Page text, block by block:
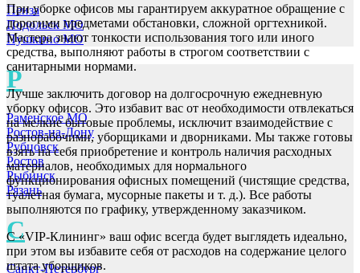
Пенза
Подольск МО
Пушкино МО
Р
Раменское МО
Ростов-на-Дону
Рубцовск
Ростов
Рыбинск
Рязань
С
Санкт-Петербург
При уборке офисов мы гарантируем аккуратное обращение с
дорогими предметами обстановки, сложной оргтехникой.
Мастера знают тонкости использования того или иного
средства, выполняют работы в строгом соответствии с
санитарными нормами.
Лучше заключить договор на долгосрочную ежедневную
уборку офисов. Это избавит вас от необходимости отвлекаться
на мелкие бытовые проблемы, исключит взаимодействие с
разнорабочими, уборщиками и дворниками. Мы также готовы
взять на себя приобретение и контроль наличия расходных
материалов, необходимых для нормального
функционирования офисных помещений (чистящие средства,
туалетная бумага, мусорные пакеты и т. д.). Все работы
выполняются по графику, утвержденному заказчиком.
С «VIP-Клининг» ваш офис всегда будет выглядеть идеально,
при этом вы избавите себя от расходов на содержание целого
штата уборщиков.